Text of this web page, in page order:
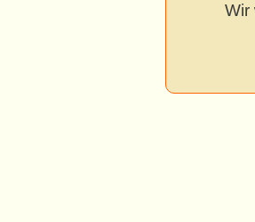
Wir